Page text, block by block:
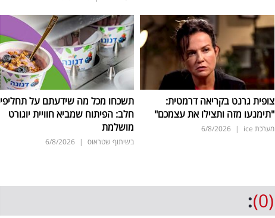
צופית גרנט בקריאה דרמטית:
"תימנעו מזה ותצילו את עצמכם"
מערכת ice |
6/8/2026
תשכחו מכל מה שידעתם על תחליפי
חלב: הפיתוח שמביא חוויית יוגורט
מושלמת
בשיתוף שטראוס |
6/8/2026
(0)
: